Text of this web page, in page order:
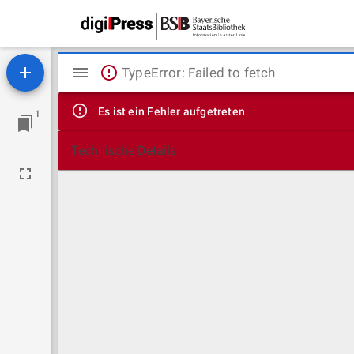
1
Mirador
Viewer
TypeError: Failed to fetch
Es ist ein Fehler aufgetreten
Technische Details